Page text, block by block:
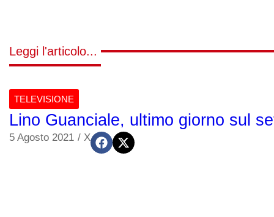
Leggi l'articolo...
TELEVISIONE
Lino Guanciale, ultimo giorno sul
5 Agosto 2021 / X